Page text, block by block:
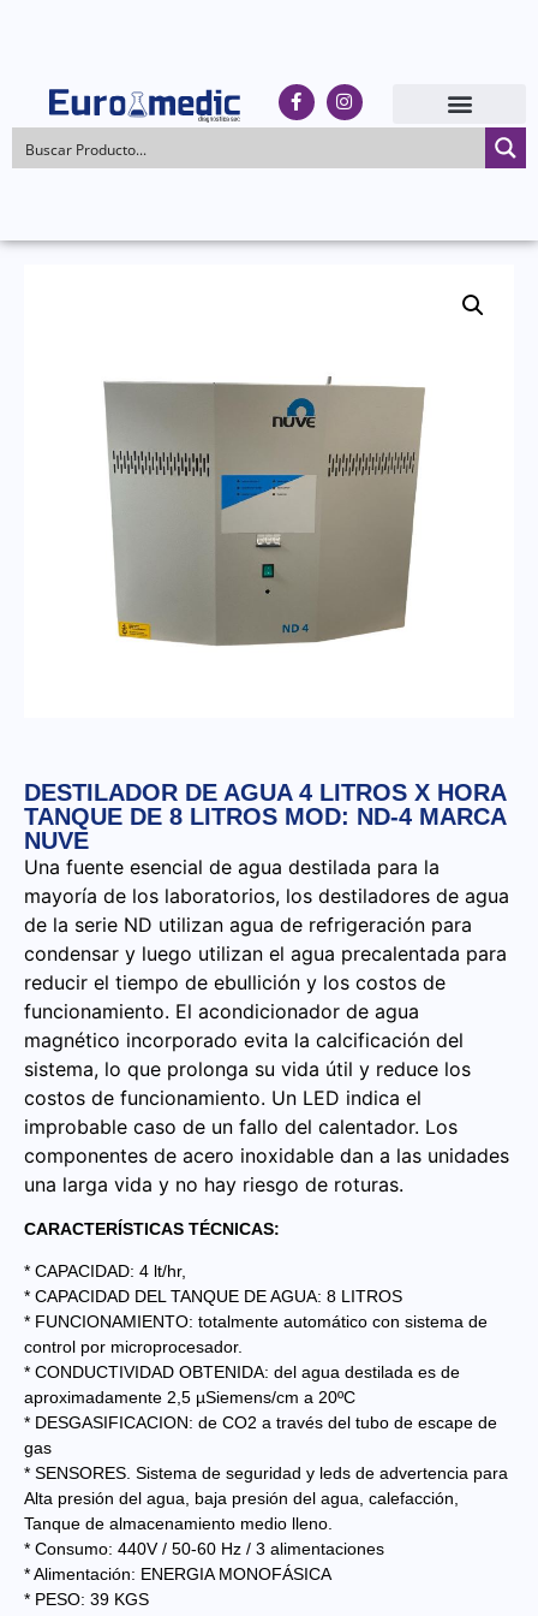
DESTILADOR DE AGUA 4 LITROS X HORA
TANQUE DE 8 LITROS MOD: ND-4 MARCA
NUVE
Una fuente esencial de agua destilada para la
mayoría de los laboratorios, los destiladores de agua
de la serie ND utilizan agua de refrigeración para
condensar y luego utilizan el agua precalentada para
reducir el tiempo de ebullición y los costos de
funcionamiento. El acondicionador de agua
magnético incorporado evita la calcificación del
sistema, lo que prolonga su vida útil y reduce los
costos de funcionamiento. Un LED indica el
improbable caso de un fallo del calentador. Los
componentes de acero inoxidable dan a las unidades
una larga vida y no hay riesgo de roturas.
CARACTERÍSTICAS TÉCNICAS:
* CAPACIDAD: 4 lt/hr,
* CAPACIDAD DEL TANQUE DE AGUA: 8 LITROS
* FUNCIONAMIENTO: totalmente automático con sistema de
control por microprocesador.
* CONDUCTIVIDAD OBTENIDA: del agua destilada es de
aproximadamente 2,5 µSiemens/cm a 20ºC
* DESGASIFICACION: de CO2 a través del tubo de escape de
gas
* SENSORES. Sistema de seguridad y leds de advertencia para
Alta presión del agua, baja presión del agua, calefacción,
Tanque de almacenamiento medio lleno.
* Consumo: 440V / 50-60 Hz / 3 alimentaciones
* Alimentación: ENERGIA MONOFÁSICA
* PESO: 39 KGS